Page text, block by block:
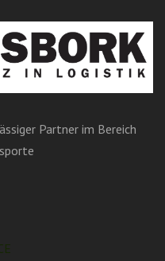
Partner im Bereich